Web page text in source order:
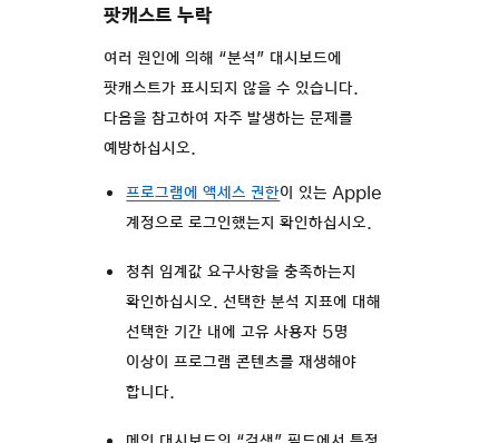
팟캐스트 누락
여러 원인에 의해 “분석” 대시보드에
팟캐스트가 표시되지 않을 수 있습니다.
다음을 참고하여 자주 발생하는 문제를
예방하십시오.
프로그램에 액세스 권한이 있는 Apple
계정으로 로그인했는지 확인하십시오.
청취 임계값 요구사항을 충족하는지
확인하십시오. 선택한 분석 지표에 대해
선택한 기간 내에 고유 사용자 5명
이상이 프로그램 콘텐츠를 재생해야
합니다.